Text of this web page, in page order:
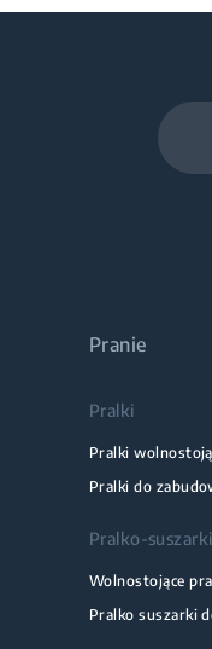
Pranie
Pralki
Pralki
Pralki do
Pralko-suszarki
Wolnostojące
Pralko suszarki